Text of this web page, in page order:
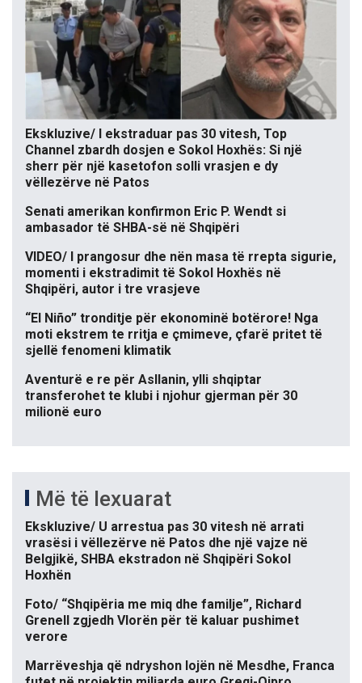
Ekskluzive/ I ekstraduar pas 30 vitesh, Top
Channel zbardh dosjen e Sokol Hoxhës: Si një
sherr për një kasetofon solli vrasjen e dy
vëllezërve në Patos
Senati amerikan konfirmon Eric P. Wendt si
ambasador të SHBA-së në Shqipëri
VIDEO/ I prangosur dhe nën masa të rrepta sigurie,
momenti i ekstradimit të Sokol Hoxhës në
Shqipëri, autor i tre vrasjeve
“El Niño” tronditje për ekonominë botërore! Nga
moti ekstrem te rritja e çmimeve, çfarë pritet të
sjellë fenomeni klimatik
Aventurë e re për Asllanin, ylli shqiptar
transferohet te klubi i njohur gjerman për 30
milionë euro
Më të lexuarat
Ekskluzive/ U arrestua pas 30 vitesh në arrati
vrasësi i vëllezërve në Patos dhe një vajze në
Belgjikë, SHBA ekstradon në Shqipëri Sokol
Hoxhën
Foto/ “Shqipëria me miq dhe familje”, Richard
Grenell zgjedh Vlorën për të kaluar pushimet
verore
Marrëveshja që ndryshon lojën në Mesdhe, Franca